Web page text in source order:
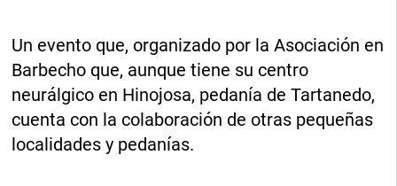
Un evento que, organizado por la Asociación en
Barbecho que, aunque tiene su centro
neurálgico en Hinojosa, pedanía de Tartanedo,
cuenta con la colaboración de otras pequeñas
localidades y pedanías.